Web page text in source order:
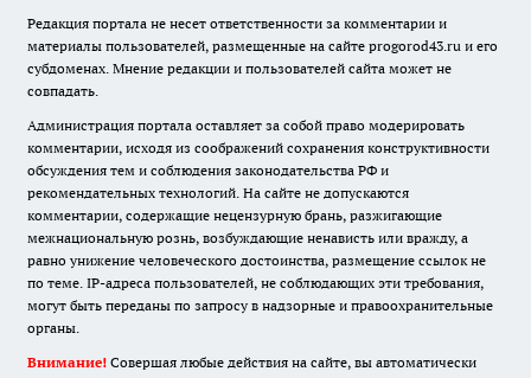
Редакция портала не несет ответственности за комментарии и
материалы пользователей, размещенные на сайте progorod43.ru и его
субдоменах. Мнение редакции и пользователей сайта может не
совпадать.
Администрация портала оставляет за собой право модерировать
комментарии, исходя из соображений сохранения конструктивности
обсуждения тем и соблюдения законодательства РФ и
рекомендательных технологий. На сайте не допускаются
комментарии, содержащие нецензурную брань, разжигающие
межнациональную рознь, возбуждающие ненависть или вражду, а
равно унижение человеческого достоинства, размещение ссылок не
по теме. IP-адреса пользователей, не соблюдающих эти требования,
могут быть переданы по запросу в надзорные и правоохранительные
органы.
Внимание! Совершая любые действия на сайте, вы автоматически